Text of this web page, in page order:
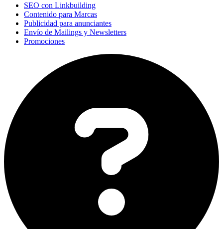
SEO con Linkbuilding
Contenido para Marcas
Publicidad para anunciantes
Envío de Mailings y Newsletters
Promociones